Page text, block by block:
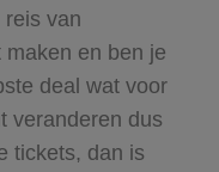
van
en ben je
deal wat voor
veranderen dus
tickets, dan is